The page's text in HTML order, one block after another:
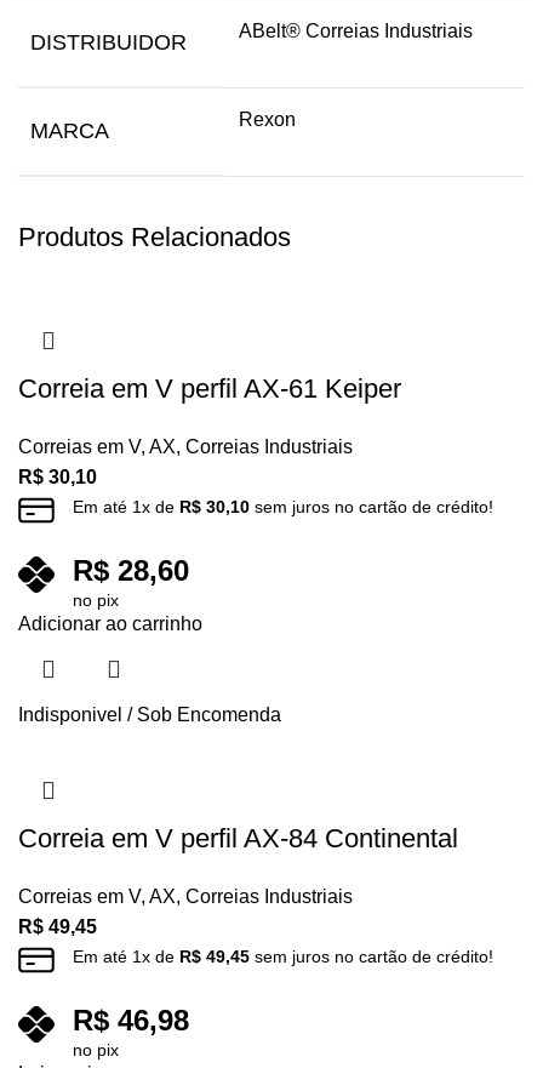
DISTRIBUIDOR ABelt® Correias Industriais
MARCA Rexon
Produtos Relacionados
Correia em V perfil AX-61 Keiper
Correias em V, AX, Correias Industriais
R$ 30,10
Em até 1x de R$ 30,10 sem juros no cartão de crédito!
R$ 28,60
no pix
Adicionar ao carrinho
Indisponivel / Sob Encomenda
Correia em V perfil AX-84 Continental
Correias em V, AX, Correias Industriais
R$ 49,45
Em até 1x de R$ 49,45 sem juros no cartão de crédito!
R$ 46,98
no pix